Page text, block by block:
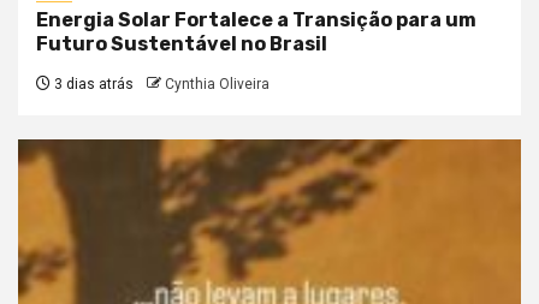
Energia Solar Fortalece a Transição para um
Futuro Sustentável no Brasil
3 dias atrás Cynthia Oliveira